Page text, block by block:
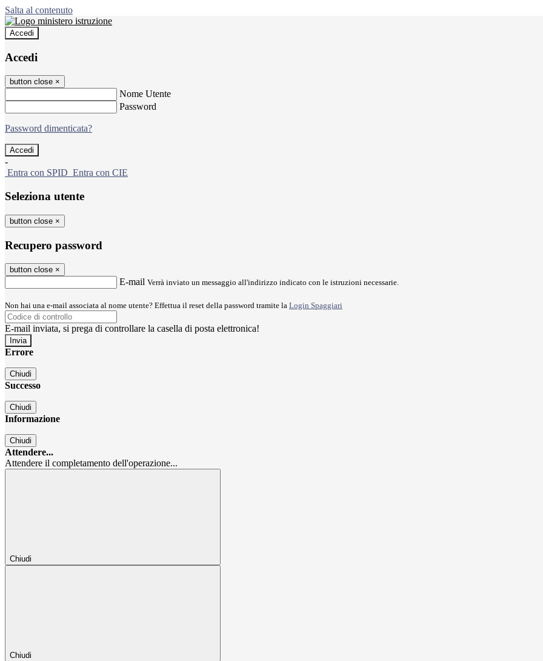
Salta al contenuto
Accedi
Accedi
button close ×
Nome Utente
Password
Password dimenticata?
-
Entra con SPID Entra con CIE
Seleziona utente
button close ×
Recupero password
button close ×
E-mail Verrà inviato un messaggio all'indirizzo indicato con le istruzioni necessarie.
Non hai una e-mail associata al nome utente? Effettua il reset della password tramite la Login Spaggiari
E-mail inviata, si prega di controllare la casella di posta elettronica!
Errore
Chiudi
Successo
Chiudi
Informazione
Chiudi
Attendere...
Attendere il completamento dell'operazione...
Chiudi
Chiudi